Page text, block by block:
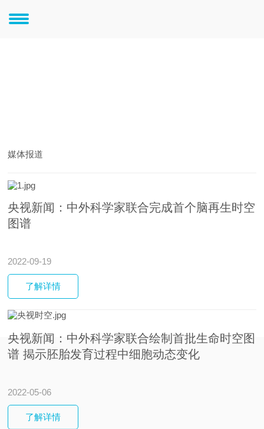
新闻中心
媒体报道
央视新闻：中外科学家联合完成首个脑再生时空
图谱
2022-09-19
了解详情
央视新闻：中外科学家联合绘制首批生命时空图
谱 揭示胚胎发育过程中细胞动态变化
2022-05-06
了解详情